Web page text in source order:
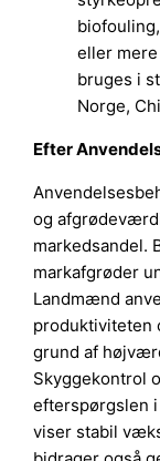
eller
bruges i
Norge,
Efter
og
markedsandel.
markafgrøder
Landmænd
produktiviteten
grund af
Skyggekontrol
efterspørgslen
viser stabil